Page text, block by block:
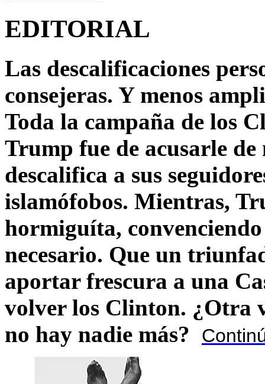
EDITORIAL
Las descalificaciones
consejeras. Y menos
Toda la campaña de los
Trump fue de acusarle
descalifica a sus
islamófobos. Mientras,
hormiguíta,
necesario. Que un
aportar frescura a una
volver los Clinton. ¿Otra
no hay nadie más?